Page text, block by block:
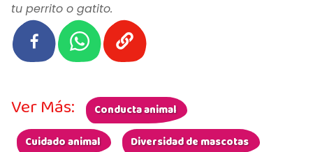
tu perrito o gatito.
Ver Más:
Conducta animal
Cuidado animal
Diversidad de mascotas